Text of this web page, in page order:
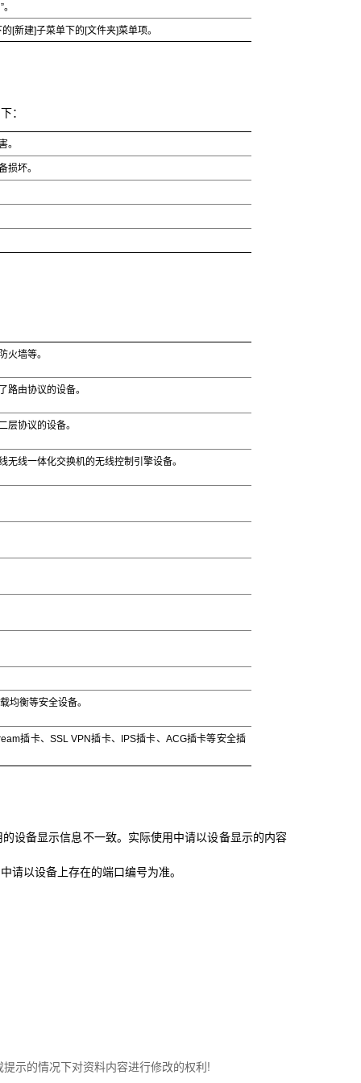
[新建]子菜单下的[文件夹]菜单项。
：
。
损坏。
火墙等。
路由协议的设备。
层协议的设备。
线一体化交换机的无线控制引擎设备。
均衡等安全设备。
插卡、SSL VPN插卡、IPS插卡、ACG插卡等安全插
设备显示信息不一致。实际使用中请以设备显示的内容
请以设备上存在的端口编号为准。
示的情况下对资料内容进行修改的权利!